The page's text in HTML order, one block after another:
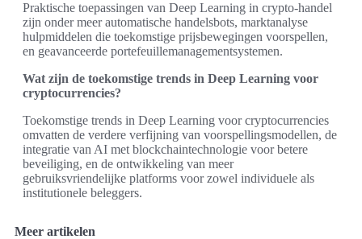
Praktische toepassingen van Deep Learning in crypto-handel
zijn onder meer automatische handelsbots, marktanalyse
hulpmiddelen die toekomstige prijsbewegingen voorspellen,
en geavanceerde portefeuillemanagementsystemen.
Wat zijn de toekomstige trends in Deep Learning voor
cryptocurrencies?
Toekomstige trends in Deep Learning voor cryptocurrencies
omvatten de verdere verfijning van voorspellingsmodellen, de
integratie van AI met blockchaintechnologie voor betere
beveiliging, en de ontwikkeling van meer
gebruiksvriendelijke platforms voor zowel individuele als
institutionele beleggers.
Meer artikelen